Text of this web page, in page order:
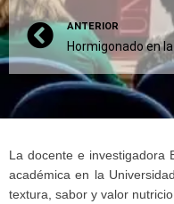
ANTERIOR
La docente e investigadora
académica en la
textura, sabor y valor